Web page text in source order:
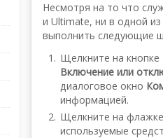
Несмотря на то что
и Ultimate, ни в одной
выполнить следующие
Щелкните на кнопке
Включение или
диалоговое окно
информацией.
Щелкните на
используемые